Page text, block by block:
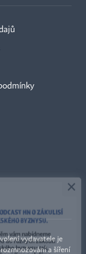
vydavatele je
a šíření